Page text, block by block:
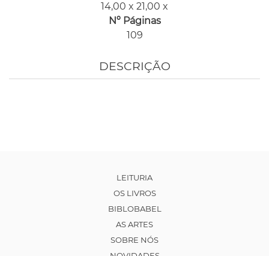
14,00 x 21,00 x
Nº Páginas
109
DESCRIÇÃO
LEITURIA
OS LIVROS
BIBLOBABEL
AS ARTES
SOBRE NÓS